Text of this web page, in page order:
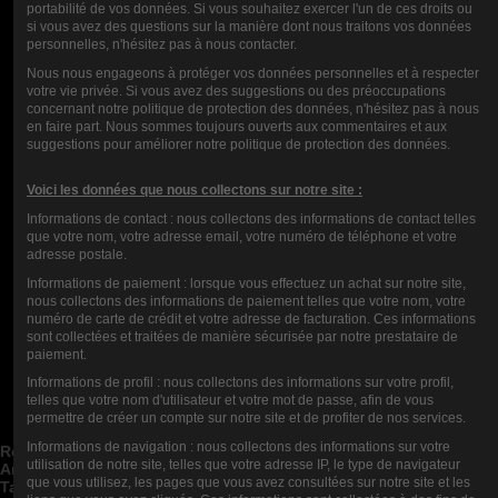
COTTON FURY 20PADS VAPEUR
MECANIQUE
6,10 €
COTTON BACON V2 WICKN VAPE
5,50 €
Catégories de blog  
Rechercher dans le blog  
Archives du blog  
Tags du blog  
portabilité de vos données. Si vous souhaitez exercer l'un de ces droits ou
si vous avez des questions sur la manière dont nous traitons vos données
personnelles, n'hésitez pas à nous contacter.
Nous nous engageons à protéger vos données personnelles et à respecter
votre vie privée. Si vous avez des suggestions ou des préoccupations
concernant notre politique de protection des données, n'hésitez pas à nous
en faire part. Nous sommes toujours ouverts aux commentaires et aux
suggestions pour améliorer notre politique de protection des données.
Voici les données que nous collectons sur notre site :
Informations de contact : nous collectons des informations de contact telles
que votre nom, votre adresse email, votre numéro de téléphone et votre
adresse postale.
Informations de paiement : lorsque vous effectuez un achat sur notre site,
nous collectons des informations de paiement telles que votre nom, votre
numéro de carte de crédit et votre adresse de facturation. Ces informations
sont collectées et traitées de manière sécurisée par notre prestataire de
paiement.
Informations de profil : nous collectons des informations sur votre profil,
telles que votre nom d'utilisateur et votre mot de passe, afin de vous
permettre de créer un compte sur notre site et de profiter de nos services.
Informations de navigation : nous collectons des informations sur votre
utilisation de notre site, telles que votre adresse IP, le type de navigateur
que vous utilisez, les pages que vous avez consultées sur notre site et les